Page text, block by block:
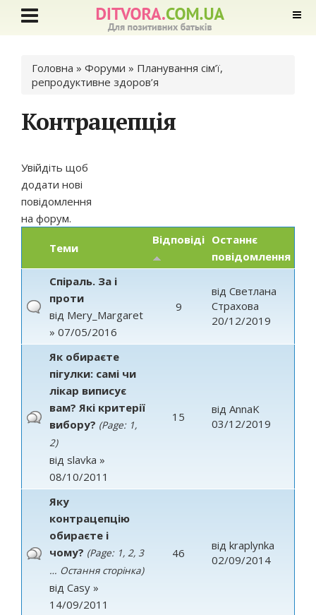
Ви є тут
Головна » Форуми » Планування сім’ї,
репродуктивне здоров’я
Контрацепція
Увійдіть щоб
додати нові
повідомлення
на форум.
Теми
Відповіді Останнє
повідомлення
Спіраль. За і
проти
від Mery_Margaret
» 07/05/2016
9
від Светлана
Страхова
20/12/2019
Як обираєте
пігулки: самі чи
лікар виписує
вам? Які критерії
вибору? (Page: 1,
2)
від slavka »
08/10/2011
15
від AnnaK
03/12/2019
Яку
контрацепцію
обираєте і
чому? (Page: 1, 2, 3
… Остання сторінка)
від Casy »
14/09/2011
46
від kraplynka
02/09/2014